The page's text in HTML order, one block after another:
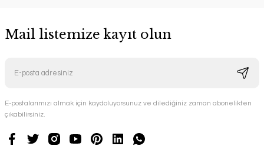
Mail listemize kayıt olun
E-postalarımızı almak için kaydoluyorsunuz ve dilediğiniz zaman abonelikten
çıkabilirsiniz.